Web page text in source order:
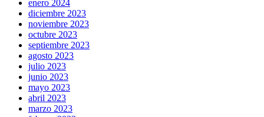
enero 2024
diciembre 2023
noviembre 2023
octubre 2023
septiembre 2023
agosto 2023
julio 2023
junio 2023
mayo 2023
abril 2023
marzo 2023